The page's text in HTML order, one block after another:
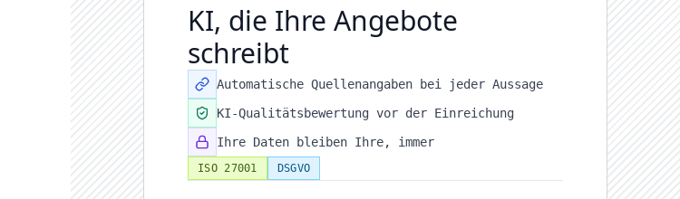
KI, die Ihre Angebote
schreibt
Automatische Quellenangaben bei jeder Aussage
KI-Qualitätsbewertung vor der Einreichung
Ihre Daten bleiben Ihre, immer
ISO 27001 DSGVO